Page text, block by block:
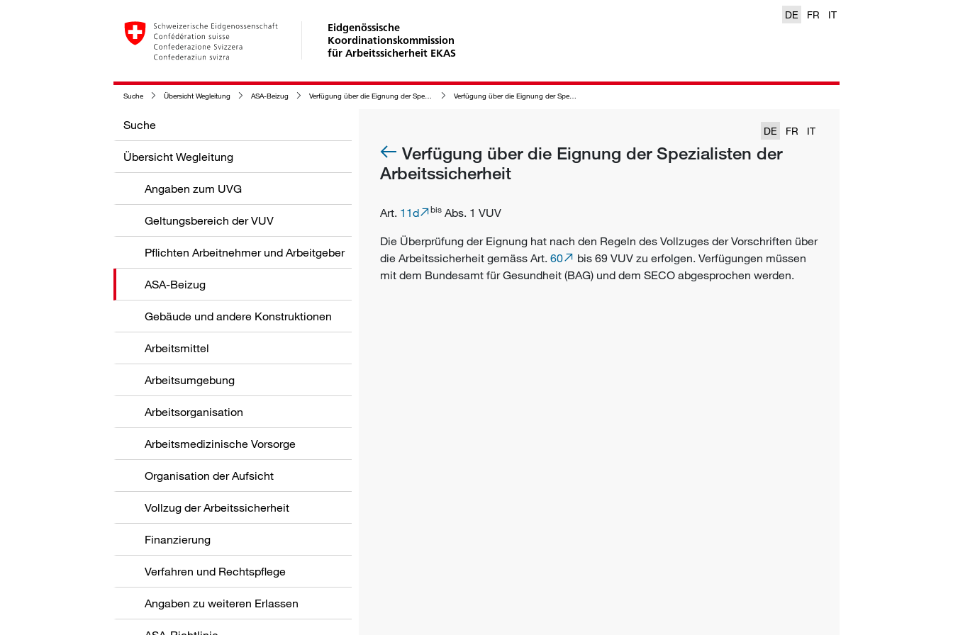
Eidgenössische
Koordinationskommission
für Arbeitssicherheit EKAS
DE FR IT
Suche Übersicht Wegleitung ASA-Beizug Verfügung über die Eignung der Spezialisten der Arbeitssicherheit Verfügung über die Eignung der Spezialisten der Arbeitssicherheit
Suche
Übersicht Wegleitung
Angaben zum UVG
Geltungsbereich der VUV
Pflichten Arbeitnehmer und Arbeitgeber
ASA-Beizug
Gebäude und andere Konstruktionen
Arbeitsmittel
Arbeitsumgebung
Arbeitsorganisation
Arbeitsmedizinische Vorsorge
Organisation der Aufsicht
Vollzug der Arbeitssicherheit
Finanzierung
Verfahren und Rechtspflege
Angaben zu weiteren Erlassen
DE FR IT
Verfügung über die Eignung der Spezialisten der
Arbeitssicherheit
Art. 11d bis Abs. 1 VUV
Die Überprüfung der Eignung hat nach den Regeln des Vollzuges der Vorschriften über
die Arbeitssicherheit gemäss Art. 60
bis 69 VUV zu erfolgen. Verfügungen müssen
mit dem Bundesamt für Gesundheit (BAG) und dem SECO abgesprochen werden.